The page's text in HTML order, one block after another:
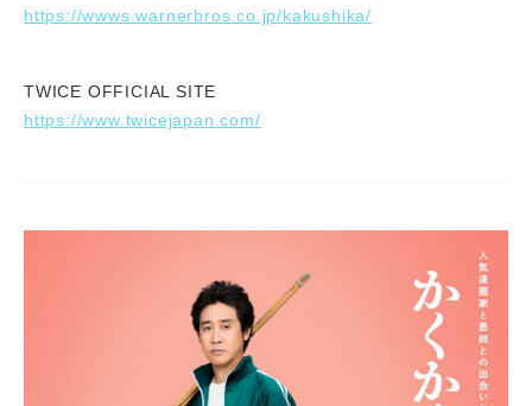
https://wwws.warnerbros.co.jp/kakushika/
TWICE OFFICIAL SITE
https://www.twicejapan.com/